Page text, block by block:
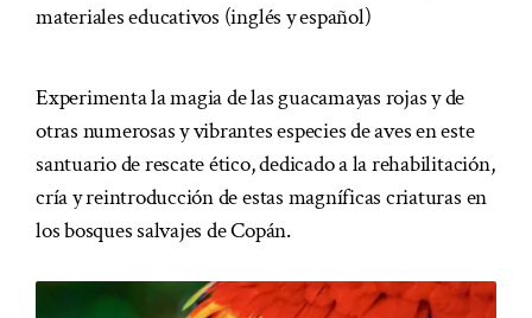
materiales educativos (inglés y español)
Experimenta la magia de las guacamayas rojas y de
otras numerosas y vibrantes especies de aves en este
santuario de rescate ético, dedicado a la rehabilitación,
cría y reintroducción de estas magníficas criaturas en
los bosques salvajes de Copán.